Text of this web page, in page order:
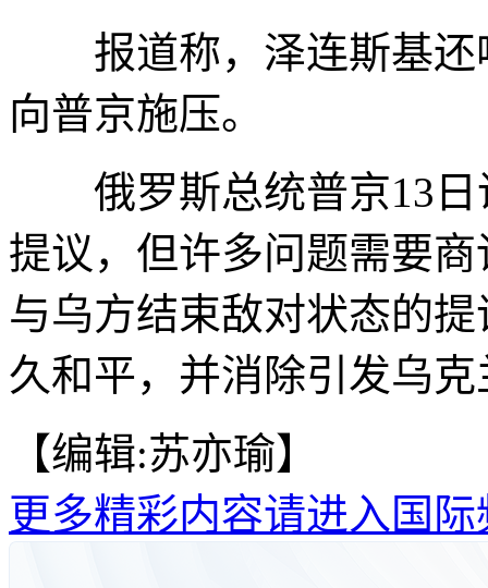
报道称，泽连斯基还
向普京施压。
俄罗斯总统普京13日
提议，但许多问题需要
与乌方结束敌对状态的
久和平，并消除引发乌
【编辑:苏亦瑜】
更多精彩内容请进入国际